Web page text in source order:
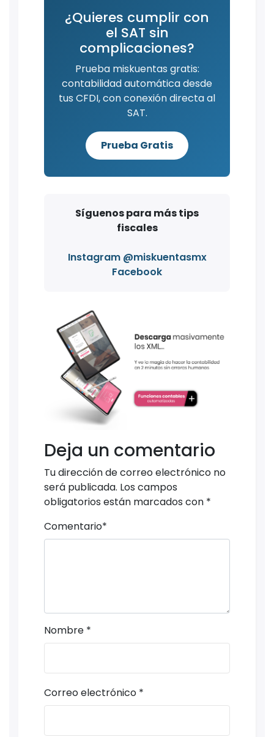
¿Quieres cumplir con
el SAT sin
complicaciones?
Prueba miskuentas gratis:
contabilidad automática desde
tus CFDI, con conexión directa al
SAT.
Prueba Gratis
Síguenos para más tips
fiscales
Instagram @miskuentasmx
Facebook
Deja un comentario
Tu dirección de correo electrónico no
será publicada. Los campos
obligatorios están marcados con *
Comentario*
Nombre *
Correo electrónico *